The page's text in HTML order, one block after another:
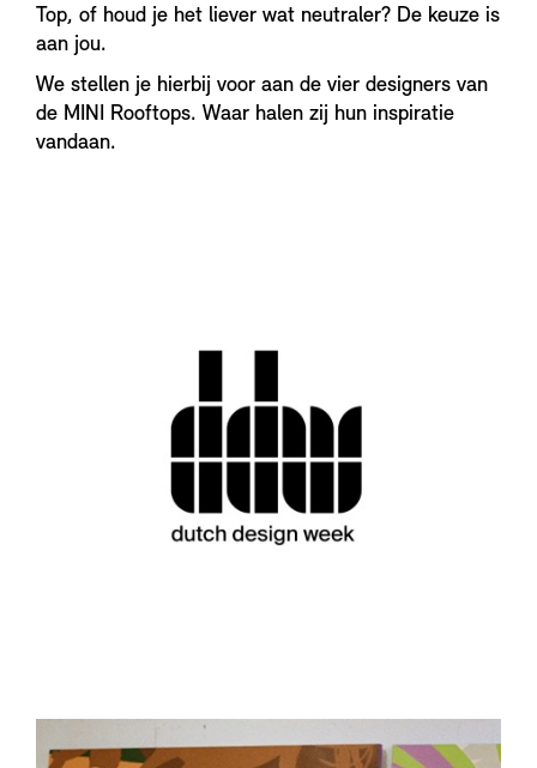
Top, of houd je het liever wat neutraler? De keuze is
aan jou.
We stellen je hierbij voor aan de vier designers van
de MINI Rooftops. Waar halen zij hun inspiratie
vandaan.